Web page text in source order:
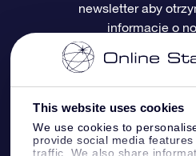
This website uses cookies
We use cookies to
provide social media
traffic. We also share
Recenzje
Karta podarunkowa OSR
Prezenty firmowe
Sprsonalizowana Strona
One Million Stars
Gwieździsty Wygaszacz
Aplikacja VR „Fly me to
Metody płatności
Dostawa
Polityka zwrotów
Gwiazdozbiorach
newsletter aby
informacje o